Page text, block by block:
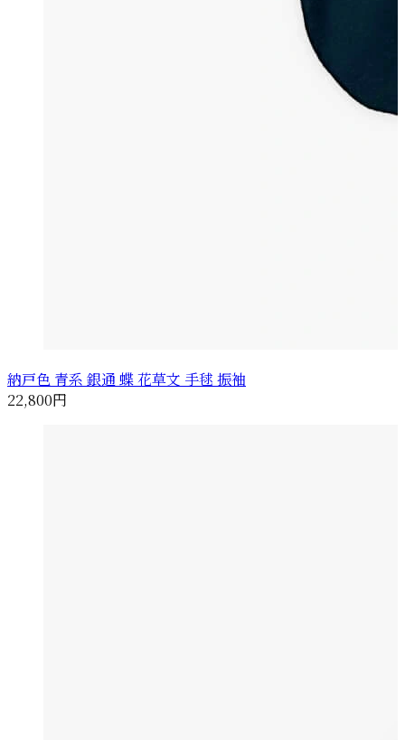
納戸色 青系 銀通 蝶 花草文 手毬 振袖
22,800円